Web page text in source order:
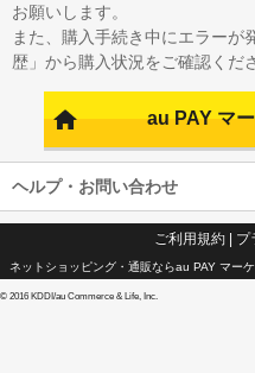
お願いします。
また、購入手続き中にエラーが
歴」から購入状況をご確認くだ
au PAY マ
ヘルプ・お問い合わせ
ご利用規約| プ
ネットショッピング・通販ならau PAY マーケ
© 2016 KDDI/au Commerce & Life, Inc.